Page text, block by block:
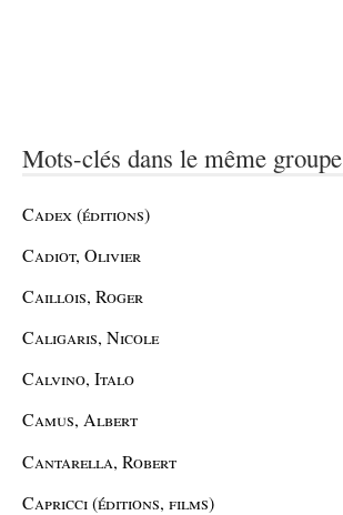
Mots-clés dans le même groupe
Cadex (éditions)
Cadiot, Olivier
Caillois, Roger
Caligaris, Nicole
Calvino, Italo
Camus, Albert
Cantarella, Robert
Capricci (éditions, films)